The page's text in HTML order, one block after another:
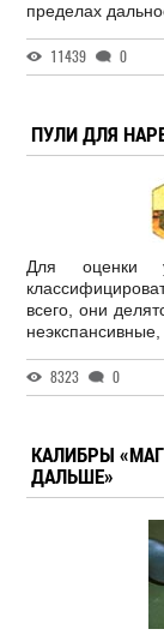
пределах
11439 0
ПУЛИ ДЛЯ
Для оценки
всего, они
8323 0
КАЛИБРЫ
ДАЛЬШЕ»